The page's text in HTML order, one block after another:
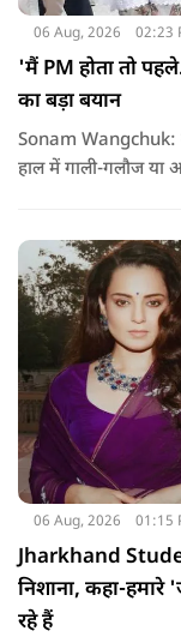
06 Aug, 2026 02:23
'मैं PM होता तो
का बड़ा बयान
Sonam Wangchuk:
हाल में गाली-गलौज या
06 Aug, 2026 01:15
Jharkhand
निशाना, कहा-
रहे हैं